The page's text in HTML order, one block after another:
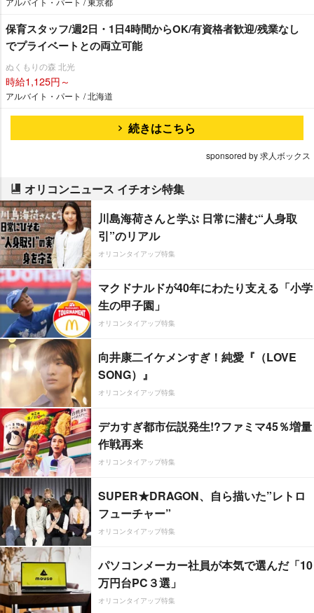
保育スタッフ/週2日・1日4時間からOK/有資格者歓迎/残業なし
でプライベートとの両立可能
ぬくもりの森 北光
時給1,125円～
アルバイト・パート / 北海道
続きはこちら
sponsored by 求人ボックス
オリコンニュース イチオシ特集
川島海荷さんと学ぶ 日常に潜む“人身取
引”のリアル
オリコンタイアップ特集
マクドナルドが40年にわたり支える「小学
生の甲子園」
オリコンタイアップ特集
向井康二イケメンすぎ！純愛『（LOVE
SONG）』
オリコンタイアップ特集
デカすぎ都市伝説発生!?ファミマ45％増量
作戦再来
オリコンタイアップ特集
SUPER★DRAGON、自ら描いた”レトロ
フューチャー”
オリコンタイアップ特集
パソコンメーカー社員が本気で選んだ「10
万円台PC３選」
オリコンタイアップ特集